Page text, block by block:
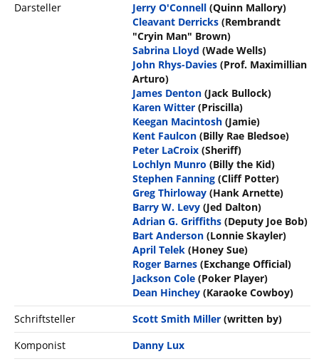
Darsteller
Jerry O'Connell (Quinn Mallory)
Cleavant Derricks (Rembrandt
"Cryin Man" Brown)
Sabrina Lloyd (Wade Wells)
John Rhys-Davies (Prof. Maximillian
Arturo)
James Denton (Jack Bullock)
Karen Witter (Priscilla)
Keegan Macintosh (Jamie)
Kent Faulcon (Billy Rae Bledsoe)
Peter LaCroix (Sheriff)
Lochlyn Munro (Billy the Kid)
Stephen Fanning (Cliff Potter)
Greg Thirloway (Hank Arnette)
Barry W. Levy (Jed Dalton)
Adrian G. Griffiths (Deputy Joe Bob)
Bart Anderson (Lonnie Skayler)
April Telek (Honey Sue)
Roger Barnes (Exchange Official)
Jackson Cole (Poker Player)
Dean Hinchey (Karaoke Cowboy)
Schriftsteller
Scott Smith Miller (written by)
Komponist
Danny Lux